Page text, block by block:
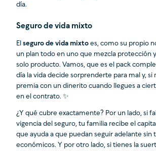
día.
Seguro de vida mixto
El seguro de vida mixto es, como su propio
un plan todo en uno que mezcla protección
solo producto. Vamos, que es el pack
día la vida decide sorprenderte para mal y, si
premia con un dinerito cuando llegues a
en el contrato. ✨
¿Y qué cubre exactamente? Por un lado, si
vigencia del seguro, tu familia recibe el
que ayuda a que puedan seguir adelante sin
económicos. Y por otro lado, si tienes la